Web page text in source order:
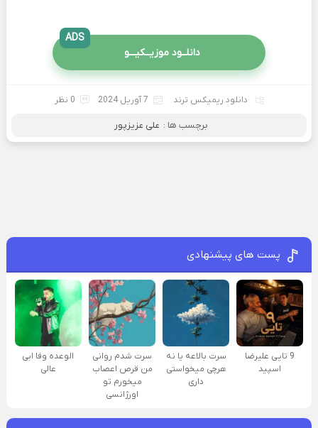
دانلــود موزیــکیـــو
ADS
دانلود ریمیکس ترند 7 آوریل 2024 0 نظر
برچسب ها : علی عزیزپور
پست های پیشنهادی
9 تایی علیرضا
اسپید
سرت بالاعه یا نه
هرچی میخواستی
داری
سرت شدم روانی
من قرص اعصاب
میخورم تو
اورژانسی
الوعده وفا ابی
عالی